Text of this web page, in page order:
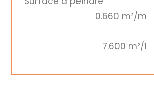
0.660 m²/m
7.600 m²/1